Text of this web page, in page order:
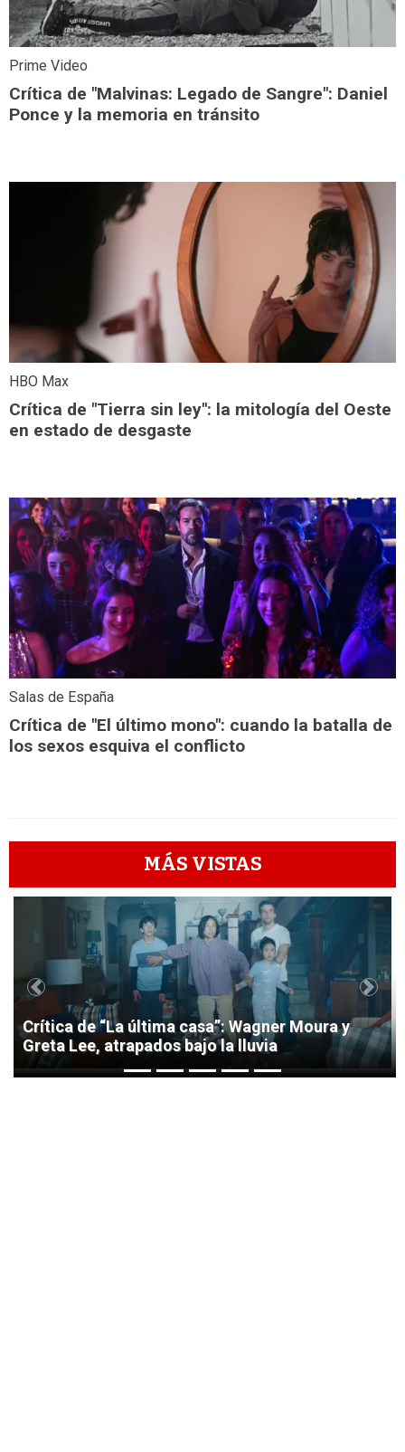
Prime Video
Crítica de "Malvinas: Legado de Sangre": Daniel
Ponce y la memoria en tránsito
HBO Max
Crítica de "Tierra sin ley": la mitología del Oeste
en estado de desgaste
Salas de España
Crítica de "El último mono": cuando la batalla de
los sexos esquiva el conflicto
MÁS VISTAS
1
Crítica de “La última casa”: Wagner Moura y
Greta Lee, atrapados bajo la lluvia
Previous Next